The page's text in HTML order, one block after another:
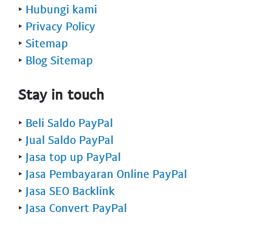
‣ Hubungi kami
‣ Privacy Policy
‣ Sitemap
‣ Blog Sitemap
Stay in touch
‣ Beli Saldo PayPal
‣ Jual Saldo PayPal
‣ Jasa top up PayPal
‣ Jasa Pembayaran Online PayPal
‣ Jasa SEO Backlink
‣ Jasa Convert PayPal